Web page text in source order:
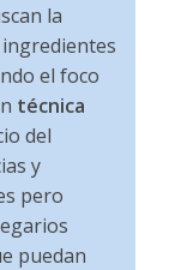
la
el foco
técnica
del
y
pero
puedan